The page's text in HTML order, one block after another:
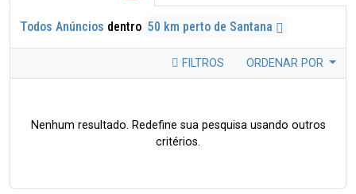
Todos Anúncios dentro 50 km perto de Santana
FILTROS ORDENAR POR
Nenhum resultado. Redefine sua pesquisa usando outros
critérios.